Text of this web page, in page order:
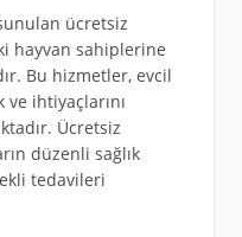
ücretsiz
hayvan sahiplerine
Bu hizmetler, evcil
ve ihtiyaçlarını
Ücretsiz
düzenli sağlık
tedavileri